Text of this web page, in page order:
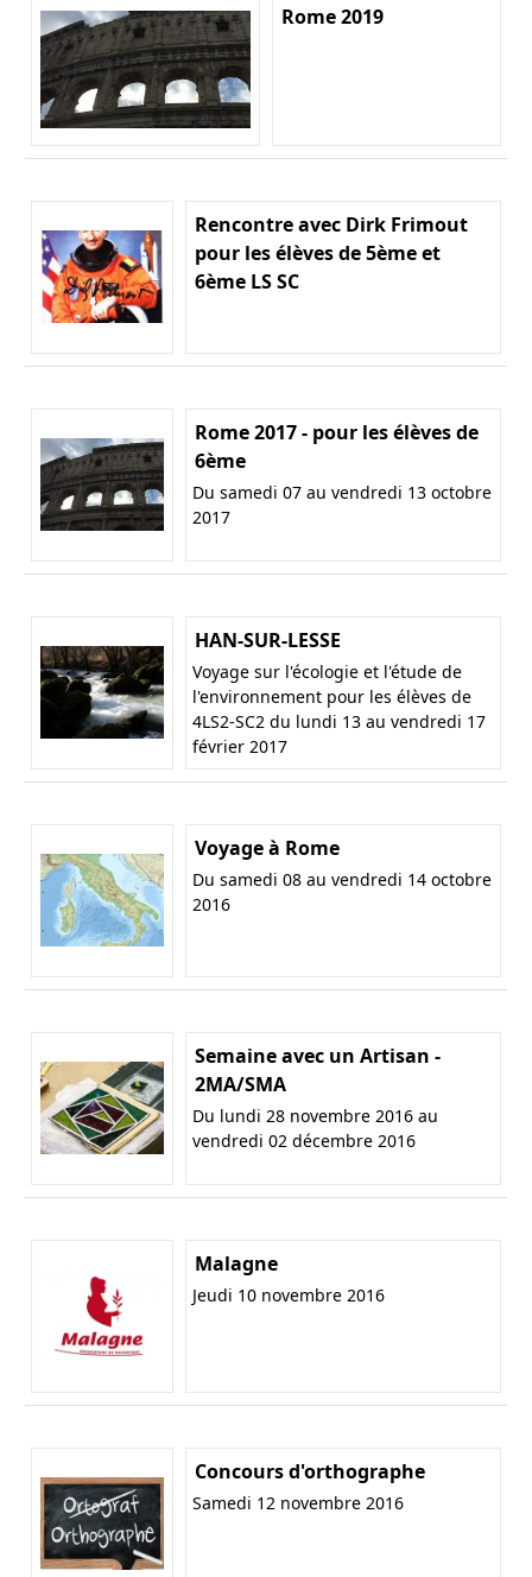
Rome 2019
Rencontre avec Dirk Frimout
pour les élèves de 5ème et
6ème LS SC
Rome 2017 - pour les élèves de
6ème
Du samedi 07 au vendredi 13 octobre
2017
HAN-SUR-LESSE
Voyage sur l'écologie et l'étude de
l'environnement pour les élèves de
4LS2-SC2 du lundi 13 au vendredi 17
février 2017
Voyage à Rome
Du samedi 08 au vendredi 14 octobre
2016
Semaine avec un Artisan -
2MA/SMA
Du lundi 28 novembre 2016 au
vendredi 02 décembre 2016
Malagne
Jeudi 10 novembre 2016
Concours d'orthographe
Samedi 12 novembre 2016